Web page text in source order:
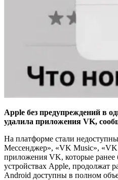
Apple без предупреждений в
удалила приложения VK,
На платформе стали
Мессенджер», «VK Music», «VK
приложения VK, которые ранее
устройствах Apple, продолжат
Android доступны в полном